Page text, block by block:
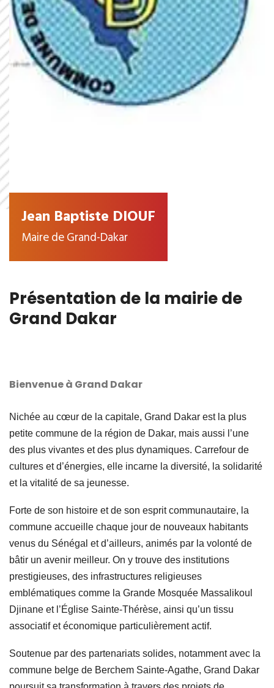
Jean Baptiste DIOUF
Maire de Grand-Dakar
Présentation de la mairie de
Grand Dakar
Bienvenue à Grand Dakar
Nichée au cœur de la capitale, Grand Dakar est la plus
petite commune de la région de Dakar, mais aussi l’une
des plus vivantes et des plus dynamiques. Carrefour de
cultures et d’énergies, elle incarne la diversité, la solidarité
et la vitalité de sa jeunesse.
Forte de son histoire et de son esprit communautaire, la
commune accueille chaque jour de nouveaux habitants
venus du Sénégal et d’ailleurs, animés par la volonté de
bâtir un avenir meilleur. On y trouve des institutions
prestigieuses, des infrastructures religieuses
emblématiques comme la Grande Mosquée Massalikoul
Djinane et l’Église Sainte-Thérèse, ainsi qu’un tissu
associatif et économique particulièrement actif.
Soutenue par des partenariats solides, notamment avec la
commune belge de Berchem Sainte-Agathe, Grand Dakar